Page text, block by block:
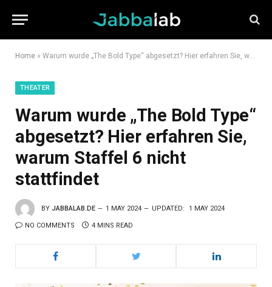
Home » Warum wurde „The Bold Type“ abgesetzt? Hier erfahren Sie, warum Staffel 6 nicht stattfindet
THEATER
Warum wurde „The Bold Type“
abgesetzt? Hier erfahren Sie,
warum Staffel 6 nicht
stattfindet
BY JABBALAB.DE 1 MAY 2024 UPDATED: 1 MAY 2024
NO COMMENTS 4 MINS READ